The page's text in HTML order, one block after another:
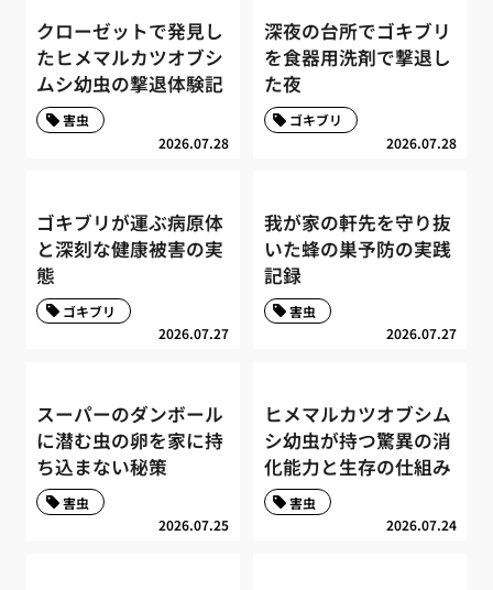
クローゼットで発見し
たヒメマルカツオブシ
ムシ幼虫の撃退体験記
2026.07.28
害虫
深夜の台所でゴキブリ
を食器用洗剤で撃退し
た夜
2026.07.28
ゴキブリ
ゴキブリが運ぶ病原体
と深刻な健康被害の実
態
2026.07.27
ゴキブリ
我が家の軒先を守り抜
いた蜂の巣予防の実践
記録
2026.07.27
害虫
スーパーのダンボール
に潜む虫の卵を家に持
ち込まない秘策
2026.07.25
害虫
ヒメマルカツオブシム
シ幼虫が持つ驚異の消
化能力と生存の仕組み
2026.07.24
害虫